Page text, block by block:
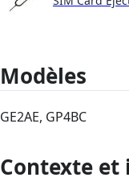
Modèles
GE2AE, GP4BC
Contexte